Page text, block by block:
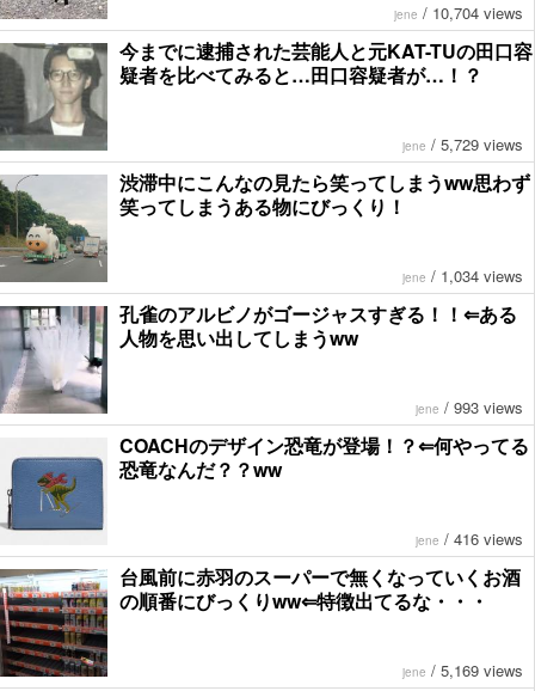
jene / 10,704 views
今までに逮捕された芸能人と元KAT-TUの田口容
疑者を比べてみると…田口容疑者が…！？
jene / 5,729 views
渋滞中にこんなの見たら笑ってしまうww思わず
笑ってしまうある物にびっくり！
jene / 1,034 views
孔雀のアルビノがゴージャスすぎる！！⇐ある
人物を思い出してしまうww
jene / 993 views
COACHのデザイン恐竜が登場！？⇐何やってる
恐竜なんだ？？ww
jene / 416 views
台風前に赤羽のスーパーで無くなっていくお酒
の順番にびっくりww⇐特徴出てるな・・・
jene / 5,169 views